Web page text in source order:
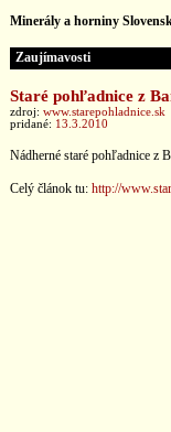
Minerály a horniny
Zaujímavosti
Staré pohľadnice z
zdroj: www.starepohladnice.sk
pridané: 13.3.2010
Nádherné staré pohľadnice z
Celý článok tu: http://